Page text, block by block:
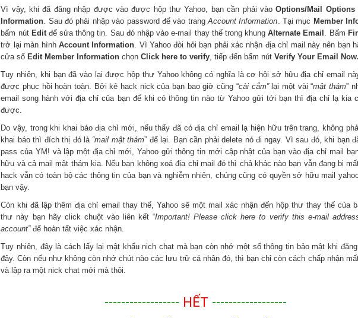
Vì vậy, khi đã đăng nhập được vào được hộp thư Yahoo, bạn cần phải vàoOptions/Mail Options
Information. Sau đó phải nhập vào password để vào trangAccount Information. Tại mục Member
bấm nút Editđể sửa thông tin. Sau đó nhập vào e-mail thay thế trong khungAlternate Email . Bấm
trở lại màn hình Account Information. Vì Yahoo đòi hỏi bạn phải xác nhận địa chỉ mail này nên bạn
cửa sổ Edit Member Information chọn Click here to verify, tiếp đến bấm nútVerify Your Email Now.
Tuy nhiên, khi bạn đã vào lại được hộp thư Yahoo không có nghĩa là cơ hội sở hữu địa chỉ email
được phục hồi hoàn toàn. Bởi kẻ hack nick của bạn bao giờ cũng “cài cắm”lại một vài “mật thám”
email song hành với địa chỉ của bạn để khi có thông tin nào từ Yahoo gửi tới bạn thì địa chỉ lạ kia
được.
Do vậy, trong khi khai báo địa chỉ mới, nếu thấy đã có địa chỉ email lạ hiện hữu trên trang, không
khai báo thì đích thị đó là“mail mật thám” để lại. Bạn cần phải delete nó đi ngay. Vì sau đó, khi bạn
pass của YM! và lập một địa chỉ mới, Yahoo gửi thông tin mới cập nhật của bạn vào địa chỉ mail
hữu và cả mail mật thám kia. Nếu bạn không xoá địa chỉ mail đó thì chả khác nào bạn vẫn đang bị
hack vẫn có toàn bộ các thông tin của bạn và nghiễm nhiên, chúng cũng có quyền sở hữu mail
bạn vậy.
Còn khi đã lập thêm địa chỉ email thay thế, Yahoo sẽ một mail xác nhận đến hộp thư thay thế của
thư này bạn hãy click chuột vào liên kết “Important! Please click here to verify this e-mail
account”để hoàn tất việc xác nhận.
Tuy nhiên, đây là cách lấy lại mật khẩu nich chat mà bạn còn nhớ một số thông tin bảo mật khi
đây. Còn nếu như không còn nhớ chút nào các lưu trữ cá nhân đó, thì bạn chỉ còn cách chấp nhận
và lập ra một nick chat mới mà thôi.
------------------ HẾT ------------------